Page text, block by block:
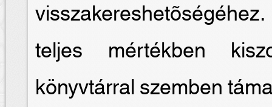
teljes mértékben
könyvtárral szemben